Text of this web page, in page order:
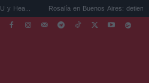
Rosalía en Buenos Aires: detiene el tráfico y se